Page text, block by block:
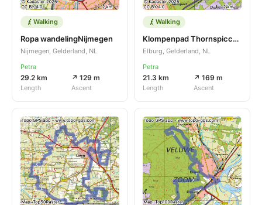
Walking
Ropa wandelingNijmegen
Nijmegen, Gelderland, NL
Petra
29.2 km
Length
↗ 129 m
Ascent
Walking
Klompenpad Thornspiccerpad Elburg
Elburg, Gelderland, NL
Petra
21.3 km
Length
↗ 169 m
Ascent